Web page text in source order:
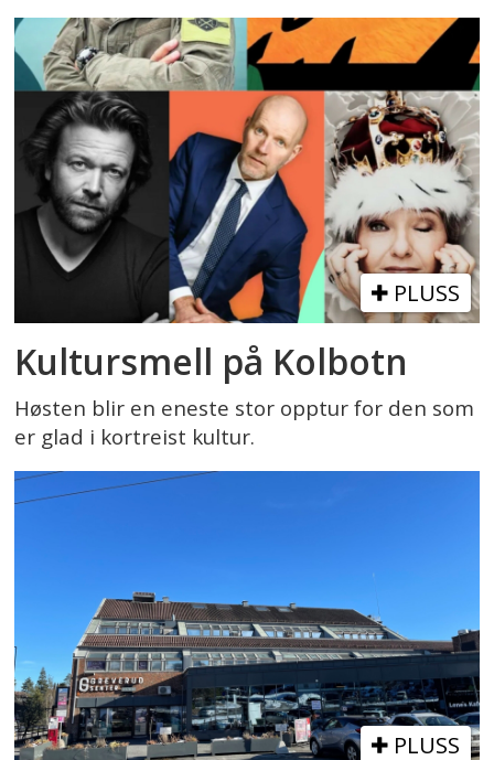
PLUSS
Kultursmell på Kolbotn
Høsten blir en eneste stor opptur for den som
er glad i kortreist kultur.
PLUSS